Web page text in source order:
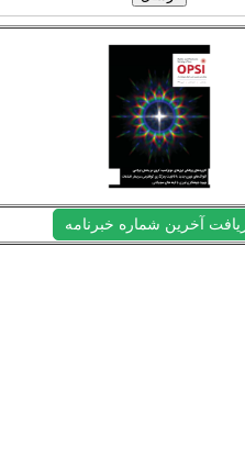
آخرین شماره خبرنامه